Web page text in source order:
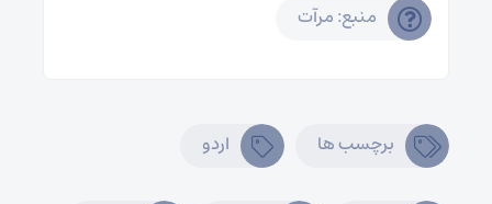
منبع: مرآت
برچسب ها اردو